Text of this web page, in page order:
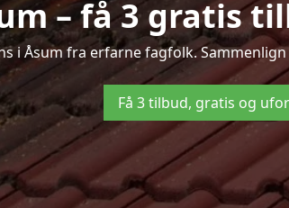
– få 3 gratis
i Åsum fra erfarne fagfolk.
Få 3 tilbud, gratis og